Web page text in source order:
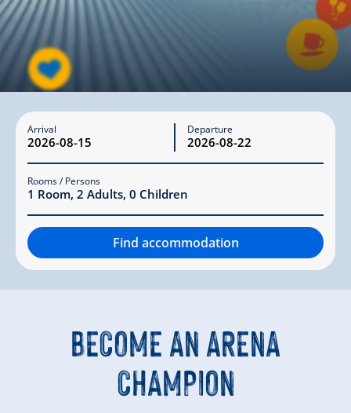
Arrival Departure
Rooms / Persons
1 Room, 2 Adults, 0 Children
Find accommodation
BECOME AN ARENA
CHAMPION